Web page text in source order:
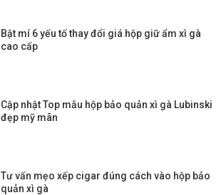
Bật mí 6 yếu tố thay đổi giá hộp giữ ẩm xì gà
cao cấp
Cập nhật Top mẫu hộp bảo quản xì gà Lubinski
đẹp mỹ mãn
Tư vấn mẹo xếp cigar đúng cách vào hộp bảo
quản xì gà